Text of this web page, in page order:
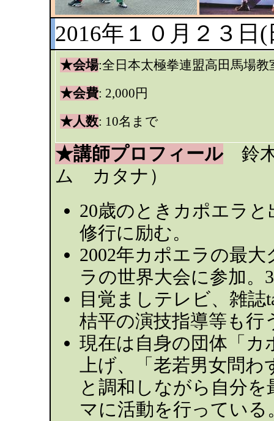
2016年１０月２３日
★会場:全日本太極拳連盟高田馬場教
★会費: 2,000円
★人数: 10名まで
★講師プロフィール鈴木
ム カタナ）
20歳のときカポエラ
修行に励む。
2002年カポエラの最
ラの世界大会に参加。
目覚ましテレビ、雑誌
桔平の演技指導等も行
現在は自身の団体「
上げ、「老若男女問わ
と調和しながら自分
マに活動を行っている